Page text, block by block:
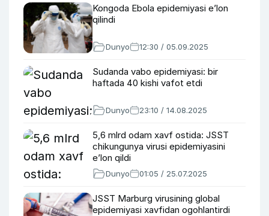
Kongoda Ebola epidemiyasi e’lon
qilindi
Dunyo 12:30 / 05.09.2025
Sudanda vabo epidemiyasi: bir
haftada 40 kishi vafot etdi
Dunyo 23:10 / 14.08.2025
5,6 mlrd odam xavf ostida: JSST
chikungunya virusi epidemiyasini
e’lon qildi
Dunyo 01:05 / 25.07.2025
JSST Marburg virusining global
epidemiyasi xavfidan ogohlantirdi